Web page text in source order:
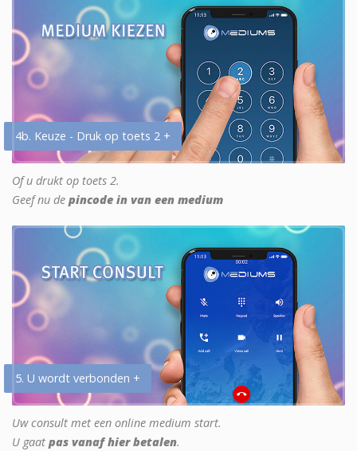
4b. Keuze - Druk op toets 2 +
Of u drukt op toets 2.
Geef nu de pincode in van een medium
5. U wordt verbonden +
Uw consult met een online medium start.
U gaat pas vanaf hier betalen.